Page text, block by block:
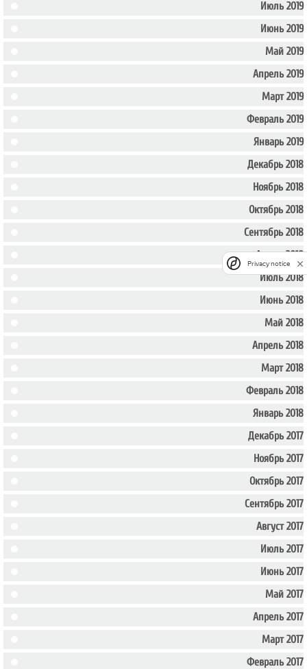
Июль 2019
Июнь 2019
Май 2019
Апрель 2019
Март 2019
Февраль 2019
Январь 2019
Декабрь 2018
Ноябрь 2018
Октябрь 2018
Сентябрь 2018
Август 2018
Июль 2018
Июнь 2018
Май 2018
Апрель 2018
Март 2018
Февраль 2018
Январь 2018
Декабрь 2017
Ноябрь 2017
Октябрь 2017
Сентябрь 2017
Август 2017
Июль 2017
Июнь 2017
Май 2017
Апрель 2017
Март 2017
Февраль 2017
Privacy notice